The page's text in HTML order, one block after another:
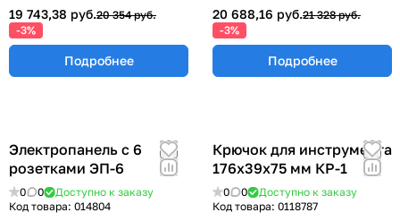
19 743,38 руб.20 354 руб.
-3%
Подробнее
20 688,16 руб.21 328 руб.
-3%
Подробнее
Электропанель с 6
розетками ЭП-6
0 0
Доступно к заказу
Код товара: 014804
Крючок для инструмента
176х39х75 мм КР-1
0 0
Доступно к заказу
Код товара: 0118787